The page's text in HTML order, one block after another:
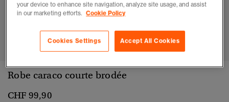
1 2 3 4 5 6 7
Robe caraco courte brodée
CHF 99,90
your device to enhance site navigation, analyze site usage, and assist
in our marketing efforts. Cookie Policy
Accept All Cookies
Cookies Settings